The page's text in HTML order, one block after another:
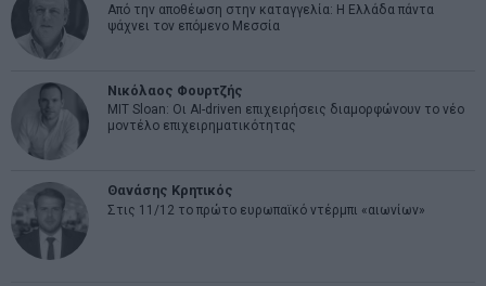
Από την αποθέωση στην καταγγελία: Η Ελλάδα πάντα
ψάχνει τον επόμενο Μεσσία
Νικόλαος Φουρτζής
MIT Sloan: Οι AI-driven επιχειρήσεις διαμορφώνουν το νέο
μοντέλο επιχειρηματικότητας
Θανάσης Κρητικός
Στις 11/12 το πρώτο ευρωπαϊκό ντέρμπι «αιωνίων»